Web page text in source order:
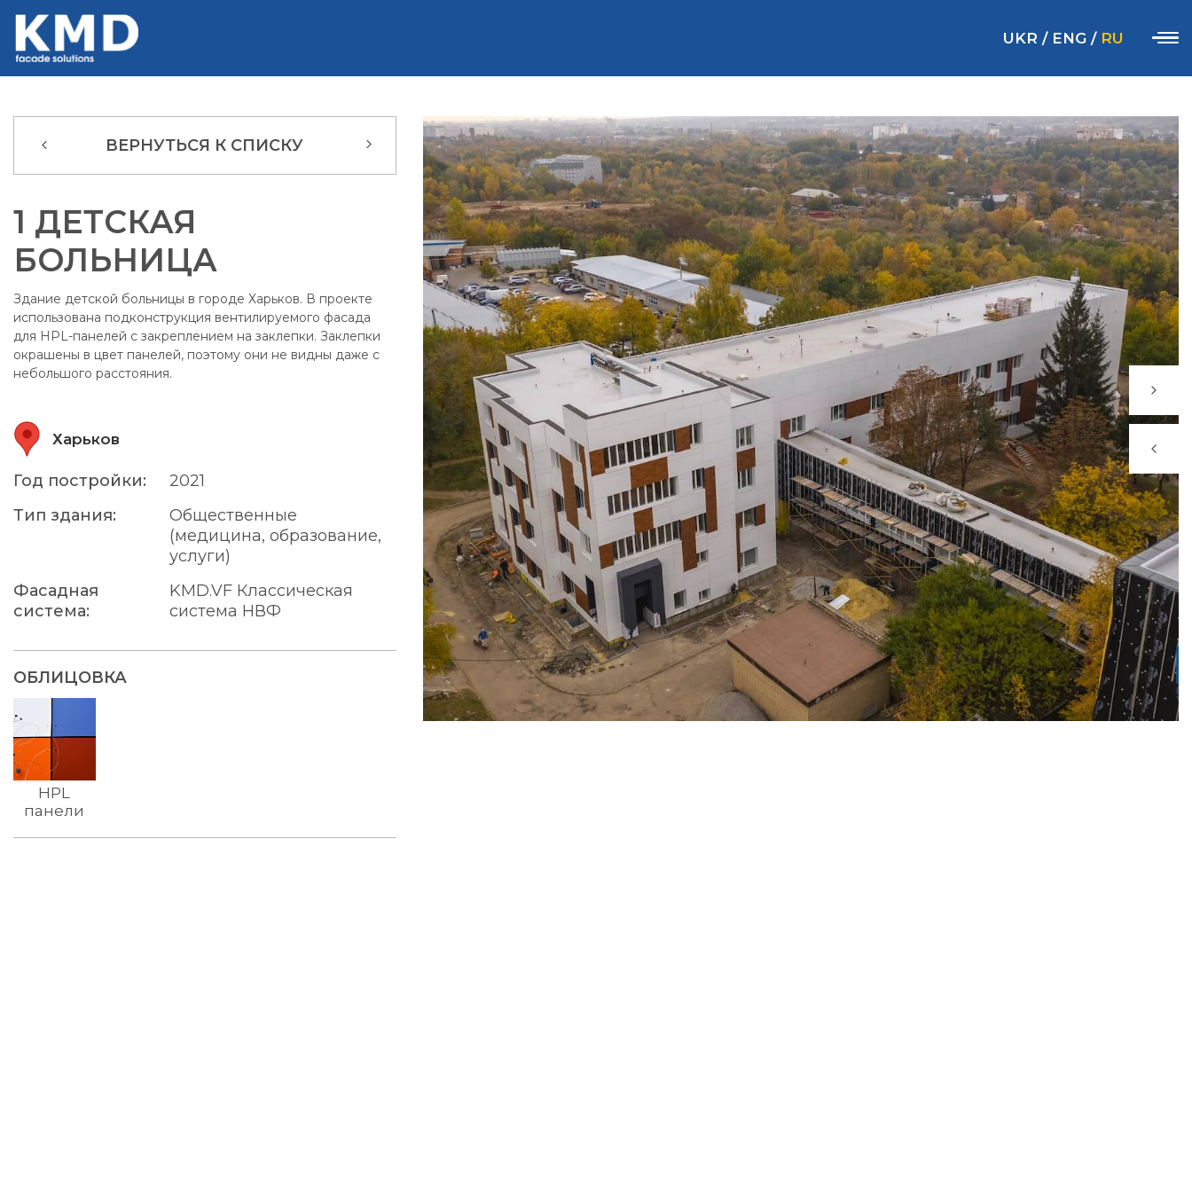
UKR / ENG / RU
ВЕРНУТЬСЯ К СПИСКУ
1 ДЕТСКАЯ
БОЛЬНИЦА
Здание детской больницы в городе Харьков. В проекте
использована подконструкция вентилируемого фасада
для HPL-панелей с закреплением на заклепки. Заклепки
окрашены в цвет панелей, поэтому они не видны даже с
небольшого расстояния.
Харьков
Год постройки:
2021
Тип здания:
Общественные
(медицина, образование,
услуги)
Фасадная
система:
KMD.VF Классическая
система НВФ
ОБЛИЦОВКА
HPL
панели